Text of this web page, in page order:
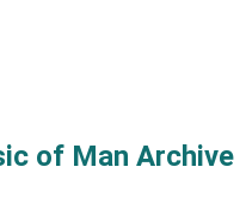
of Man Archive